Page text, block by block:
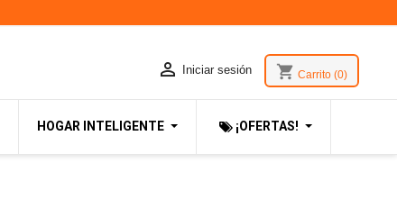
 Iniciar sesión shopping_cart Carrito (0)
HOGAR INTELIGENTE ¡OFERTAS!